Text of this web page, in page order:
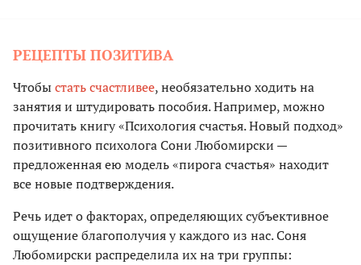
РЕЦЕПТЫ ПОЗИТИВА
Чтобыстать счастливее, необязательно ходить на
занятия и штудировать пособия. Например, можно
прочитать книгу «Психология счастья. Новый подход»
позитивного психолога Сони Любомирски —
предложенная ею модель «пирога счастья» находит
все новые подтверждения.
Речь идет о факторах, определяющих субъективное
ощущение благополучия у каждого из нас. Соня
Любомирски распределила их на три группы: